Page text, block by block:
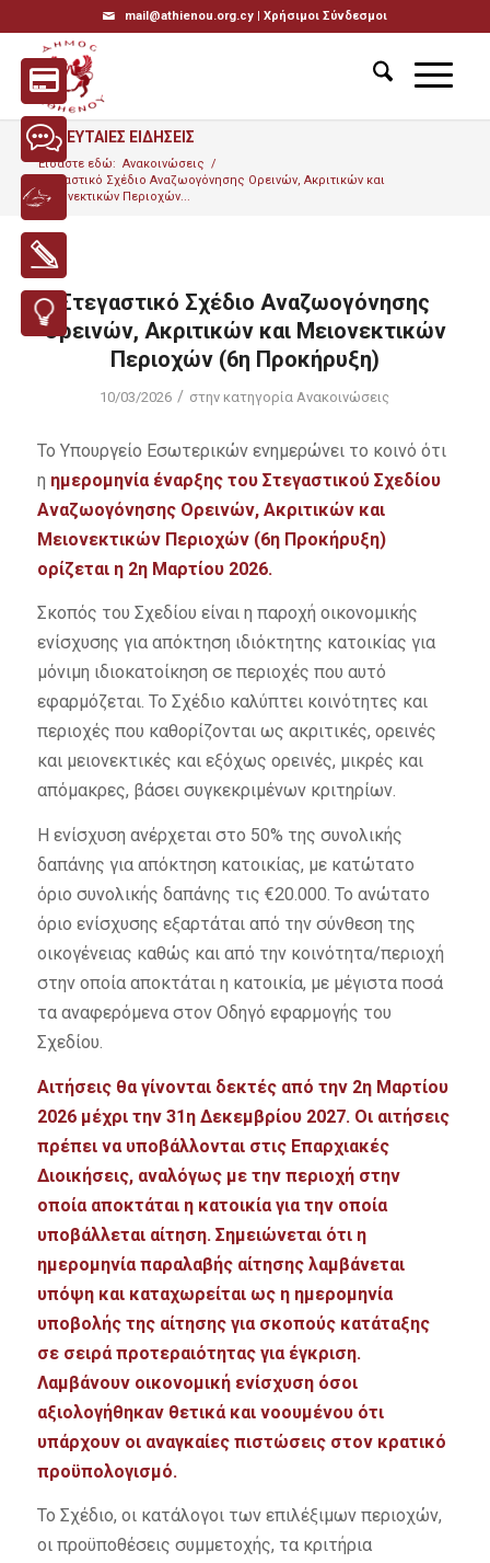
mail@athienou.org.cy | Χρήσιμοι Σύνδεσμοι
ΤΕΛΕΥΤΑΙΕΣ ΕΙΔΗΣΕΙΣ
Είσαστε εδώ: Ανακοινώσεις /
Στεγαστικό Σχέδιο Αναζωογόνησης Ορεινών, Ακριτικών και
Μειονεκτικών Περιοχών...
Στεγαστικό Σχέδιο Αναζωογόνησης
Ορεινών, Ακριτικών και Μειονεκτικών
Περιοχών (6η Προκήρυξη)
10/03/2026 / στην κατηγορίαΑνακοινώσεις
Το Υπουργείο Εσωτερικών ενημερώνει το κοινό ότι
η ημερομηνία έναρξης του Στεγαστικού Σχεδίου
Αναζωογόνησης Ορεινών, Ακριτικών και
Μειονεκτικών Περιοχών (6η Προκήρυξη)
ορίζεται η 2η Μαρτίου 2026.
Σκοπός του Σχεδίου είναι η παροχή οικονομικής
ενίσχυσης για απόκτηση ιδιόκτητης κατοικίας για
μόνιμη ιδιοκατοίκηση σε περιοχές που αυτό
εφαρμόζεται. Το Σχέδιο καλύπτει κοινότητες και
περιοχές που καθορίζονται ως ακριτικές, ορεινές
και μειονεκτικές και εξόχως ορεινές, μικρές και
απόμακρες, βάσει συγκεκριμένων κριτηρίων.
Η ενίσχυση ανέρχεται στο 50% της συνολικής
δαπάνης για απόκτηση κατοικίας, με κατώτατο
όριο συνολικής δαπάνης τις €20.000. Το ανώτατο
όριο ενίσχυσης εξαρτάται από την σύνθεση της
οικογένειας καθώς και από την κοινότητα/περιοχή
στην οποία αποκτάται η κατοικία, με μέγιστα ποσά
τα αναφερόμενα στον Οδηγό εφαρμογής του
Σχεδίου.
Αιτήσεις θα γίνονται δεκτές από την 2η Μαρτίου
2026 μέχρι την 31η Δεκεμβρίου 2027. Οι αιτήσεις
πρέπει να υποβάλλονται στις Επαρχιακές
Διοικήσεις, αναλόγως με την περιοχή στην
οποία αποκτάται η κατοικία για την οποία
υποβάλλεται αίτηση. Σημειώνεται ότι η
ημερομηνία παραλαβής αίτησης λαμβάνεται
υπόψη και καταχωρείται ως η ημερομηνία
υποβολής της αίτησης για σκοπούς κατάταξης
σε σειρά προτεραιότητας για έγκριση.
Λαμβάνουν οικονομική ενίσχυση όσοι
αξιολογήθηκαν θετικά και νοουμένου ότι
υπάρχουν οι αναγκαίες πιστώσεις στον κρατικό
προϋπολογισμό.
Το Σχέδιο, οι κατάλογοι των επιλέξιμων περιοχών,
οι προϋποθέσεις συμμετοχής, τα κριτήρια